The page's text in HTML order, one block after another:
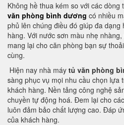
Không hề thua kém so với các dòng
văn phòng bình dương có nhiều
phủ lên chúng điều đó giúp đa dạng
hàng. Với nước sơn màu nhẹ
mang lại cho căn phòng bạn sự
cùng.
Hiện nay nhà máy tủ văn phòng
sàng phục vụ mọi nhu cầu chọn lựa
khách hàng. Nền tảng công nghệ
chuyền tự động hoá. Đem lại cho
luôn đảm bảo chất lượng cao. Đáp
của khách hàng.